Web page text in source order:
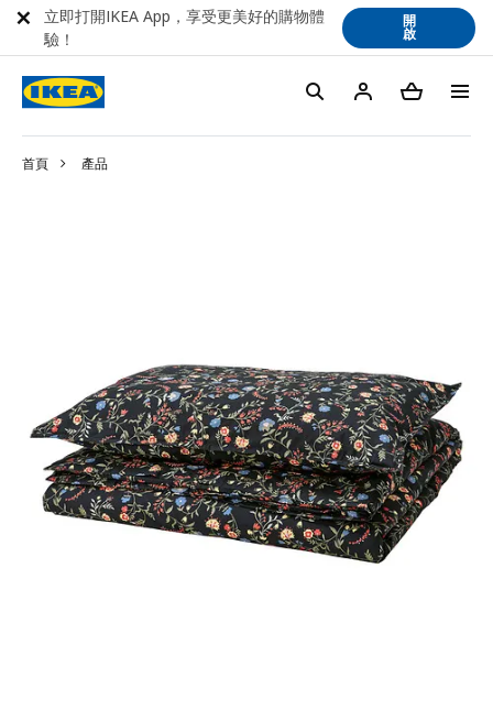
首頁 產品
立即打開IKEA App，享受更美好的購物體
驗！
開
啟